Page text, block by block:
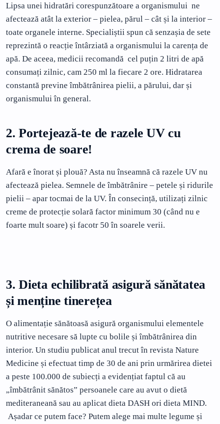
Lipsa unei hidratări corespunzătoare a organismului ne
afectează atât la exterior – pielea, părul – cât și la interior –
toate organele interne. Specialiștii spun că senzașia de sete
reprezintă o reacție întârziată a organismului la carența de
apă. De aceea, medicii recomandă cel puțin 2 litri de apă
consumați zilnic, cam 250 ml la fiecare 2 ore. Hidratarea
constantă previne îmbătrânirea pielii, a părului, dar și
organismului în general.
2. Portejează-te de razele UV cu
crema de soare!
Afară e înorat și plouă? Asta nu înseamnă că razele UV nu
afectează pielea. Semnele de îmbătrânire – petele și ridurile
pielii – apar tocmai de la UV. În consecință, utilizați zilnic
creme de protecție solară factor minimum 30 (când nu e
foarte mult soare) și facotr 50 în soarele verii.
3. Dieta echilibrată asigură sănătatea
și menține tinerețea
O alimentație sănătoasă asigură organismului elementele
nutritive necesare să lupte cu bolile și îmbătrânirea din
interior. Un studiu publicat anul trecut în revista Nature
Medicine și efectuat timp de 30 de ani prin urmărirea dietei
a peste 100.000 de subiecți a evidențiat faptul că au
„îmbătrânit sănătos” persoanele care au avut o dietă
mediteraneană sau au aplicat dieta DASH ori dieta MIND.
Așadar ce putem face? Putem alege mai multe legume și